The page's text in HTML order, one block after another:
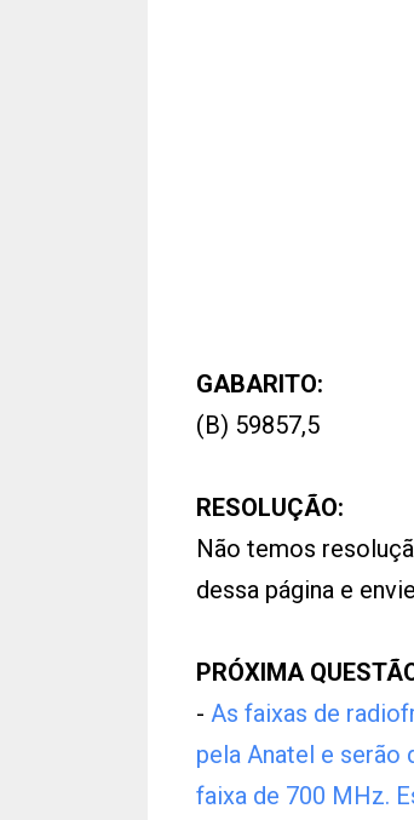
GABARITO:
(B) 59857,5
RESOLUÇÃO:
Não temos
dessa página e
PRÓXIMA
- As faixas de
pela Anatel e serão
faixa de 700 MHz.